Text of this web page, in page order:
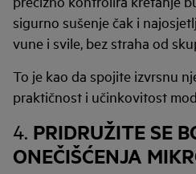
sigurno sušenje čak i
vune i svile, bez straha od
To je kao da spojite izvrsnu
praktičnost i učinkovitost
4. PRIDRUŽITE SE
ONEČIŠĆENJA